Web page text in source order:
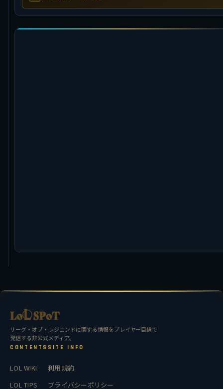
リーグ・オブ・レジェンドに関する情報をプレイヤー目線で
発信する非公式メディア。
CONTENTS
LOL WIKI
LOL TIPS
SITE INFO
利用規約
プライバシーポリシー